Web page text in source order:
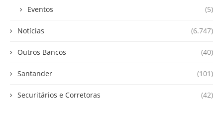
Eventos (5)
Notícias (6.747)
Outros Bancos (40)
Santander (101)
Securitários e Corretoras (42)